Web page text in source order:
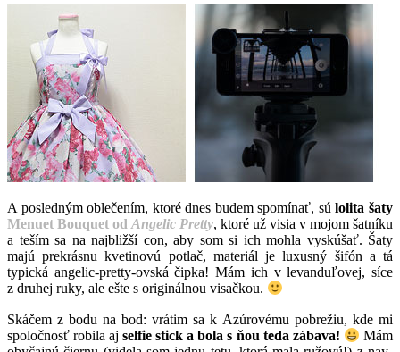
A posledným oblečením, ktoré dnes budem spomínať, súlolita šaty
Menuet Bouquet od Angelic Pretty, ktoré už visia v mojom šatníku
a teším sa na najbližší con, aby som si ich mohla vyskúšať. Šaty
majú prekrásnu kvetinovú potlač, materiál je luxusný šifón a tá
typická angelic-pretty-ovská čipka! Mám ich v levanduľovej, síce
z druhej ruky, ale ešte s originálnou visačkou.
Skáčem z bodu na bod: vrátim sa k Azúrovému pobrežiu, kde mi
spoločnosť robila ajselfie stick a bola s ňou teda zábava!
Mám